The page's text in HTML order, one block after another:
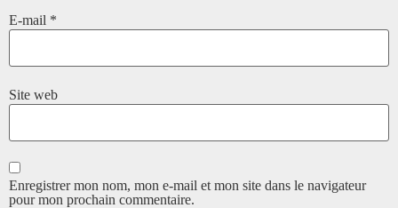
E-mail *
Site web
Enregistrer mon nom, mon e-mail et mon site dans le navigateur
pour mon prochain commentaire.